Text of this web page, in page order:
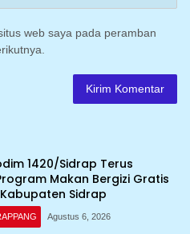
web saya pada peramban
1420/Sidrap Terus
Makan Bergizi Gratis
Sidrap
Agustus 6, 2026